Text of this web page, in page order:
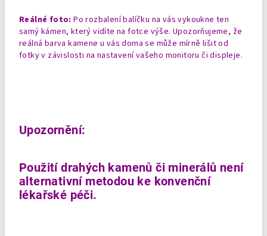
Reálné foto: Po rozbalení balíčku na vás vykoukne ten
samý kámen, který vidíte na fotce výše. Upozorňujeme, že
reálná barva kamene u vás doma se může mírně lišit od
fotky v závislosti na nastavení vašeho monitoru či displeje.
Upozornění:
Použití drahých kamenů či minerálů není
alternativní metodou ke konvenční
lékařské péči.